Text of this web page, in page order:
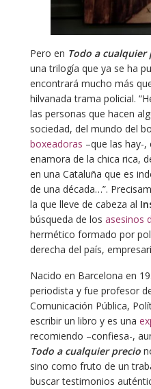
Pero en Todo a cualquier
una trilogía que ya se ha
encontrará mucho más
hilvanada trama policial.
las personas que hacen
sociedad, del mundo del
boxeadoras –que las hay-
enamora de la chica rica,
en una Cataluña que es
de una década…”.
la que lleve de cabeza al
búsqueda de los asesinos
hermético formado por
derecha del país,
Nacido en Barcelona en
periodista y fue profesor
Comunicación Pública,
escribir un libro y es una
recomiendo –confiesa-,
Todo a cualquier precio
sino como fruto de un
buscar testimonios